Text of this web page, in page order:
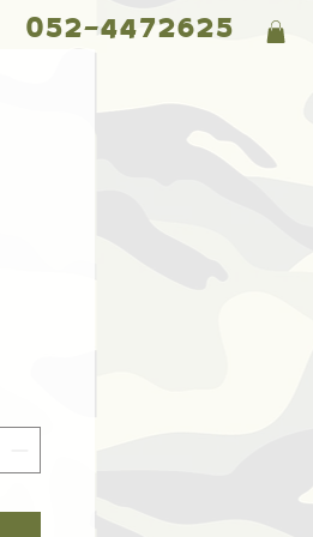
052-4472625